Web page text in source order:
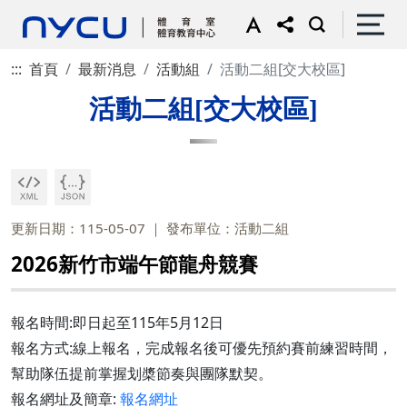
::: 首頁 最新消息 活動組 活動二組[交大校區]
活動二組[交大校區]
更新日期：115-05-07 發布單位：活動二組
2026新竹市端午節龍舟競賽
報名時間:即日起至115年5月12日
報名方式:線上報名，完成報名後可優先預約賽前練習時間，
幫助隊伍提前掌握划槳節奏與團隊默契。
報名網址及簡章: 報名網址